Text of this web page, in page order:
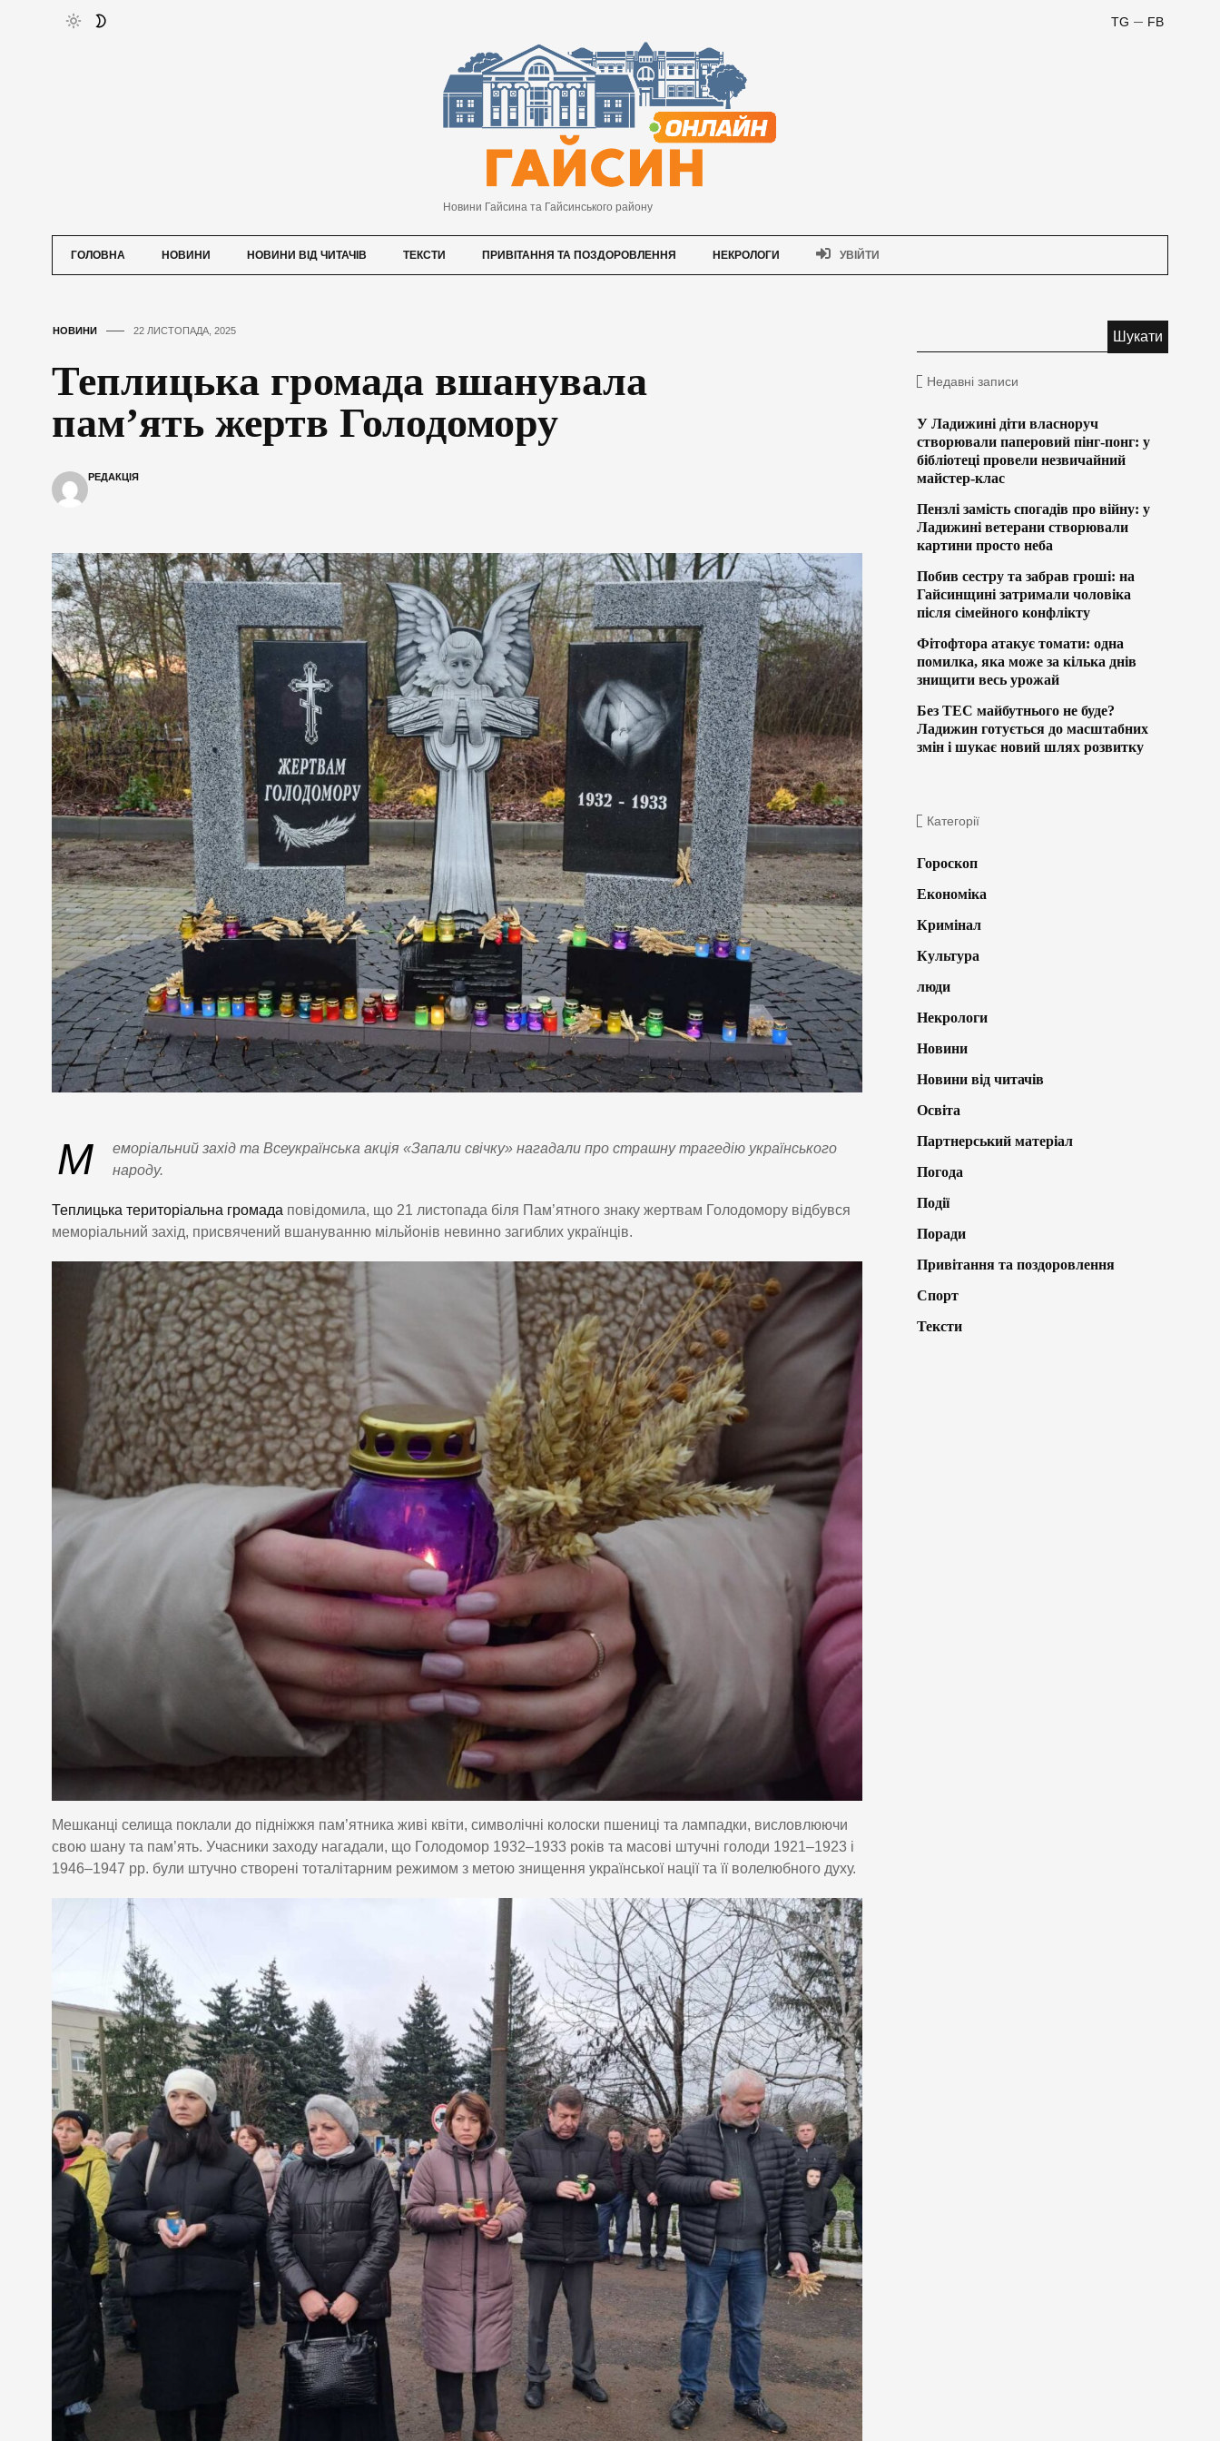
FB
TG
Новини Гайсина та Гайсинського району
ГОЛОВНА НОВИНИ НОВИНИ ВІД ЧИТАЧІВ ТЕКСТИ ПРИВІТАННЯ ТА ПОЗДОРОВЛЕННЯ НЕКРОЛОГИ УВІЙТИ
НОВИНИ 22 ЛИСТОПАДА, 2025
Теплицька громада вшанувала
пам’ять жертв Голодомору
РЕДАКЦІЯ
М
еморіальний захід та Всеукраїнська акція «Запали свічку» нагадали про страшну трагедію українського
народу.
Теплицька територіальна громада повідомила, що 21 листопада біля Пам’ятного знаку жертвам Голодомору відбувся
меморіальний захід, присвячений вшануванню мільйонів невинно загиблих українців.
Мешканці селища поклали до підніжжя пам’ятника живі квіти, символічні колоски пшениці та лампадки, висловлюючи
свою шану та пам’ять. Учасники заходу нагадали, що Голодомор 1932–1933 років та масові штучні голоди 1921–1923 і
1946–1947 рр. були штучно створені тоталітарним режимом з метою знищення української нації та її волелюбного духу.
Недавні записи
У Ладижині діти власноруч
створювали паперовий пінг-понг: у
бібліотеці провели незвичайний
майстер-клас
Пензлі замість спогадів про війну: у
Ладижині ветерани створювали
картини просто неба
Побив сестру та забрав гроші: на
Гайсинщині затримали чоловіка
після сімейного конфлікту
Фітофтора атакує томати: одна
помилка, яка може за кілька днів
знищити весь урожай
Без ТЕС майбутнього не буде?
Ладижин готується до масштабних
змін і шукає новий шлях розвитку
Категорії
Гороскоп
Економіка
Кримінал
Культура
люди
Некрологи
Новини
Новини від читачів
Освіта
Партнерський матеріал
Погода
Події
Поради
Привітання та поздоровлення
Спорт
Тексти